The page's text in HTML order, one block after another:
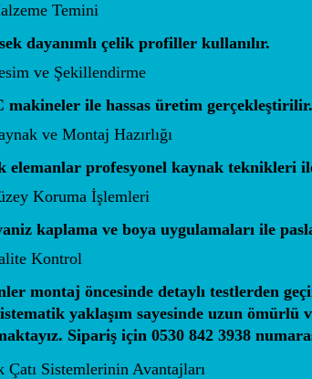
makaralı yangın merdiveni z tipi yangın
Temini
dayanımlı çelik profiller kullanılır.
ve Şekillendirme
makineler ile hassas üretim gerçekleştirilir.
ve Montaj Hazırlığı
elemanlar profesyonel kaynak teknikleri
Koruma İşlemleri
kaplama ve boya uygulamaları ile
Kontrol
montaj öncesinde detaylı testlerden
yaklaşım sayesinde uzun ömürlü
Sipariş için 0530 842 3938
Çatı Sistemlerinin Avantajları